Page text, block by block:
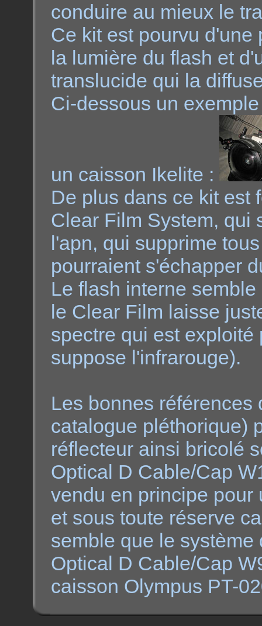
conduire au mieux le
Ce kit est pourvu
la lumière du flash et
translucide qui la
Ci-dessous un
un caisson Ikelite :
De plus dans ce kit est
Clear Film System, qui
l'apn, qui supprime
pourraient s'échapper
Le flash interne
le Clear Film laisse
spectre qui est
suppose l'infrarouge).
Les bonnes références
catalogue pléthorique)
réflecteur ainsi bricolé
Optical D Cable/Cap
vendu en principe pour
et sous toute réserve
semble que le
Optical D Cable/Cap
caisson Olympus PT-